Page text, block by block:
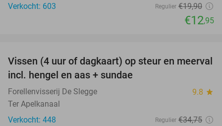
Verkocht: 603
Regulier €19,90
€12,95
44%
Vissen (4 uur of dagkaart) op steur en meerval
incl. hengel en aas + sundae
Forellenvisserij De Slegge 9.8 star
Ter Apelkanaal
Verkocht: 448
Regulier €34,75